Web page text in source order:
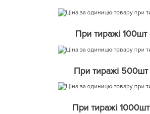
При тиражі 100шт
При тиражі 500шт
При тиражі 1000шт